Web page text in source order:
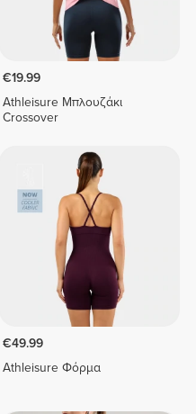
€19.99
Athleisure Μπλουζάκι
Crossover
€49.99
Athleisure Φόρμα